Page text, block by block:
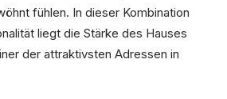
fühlen. In dieser Kombination
liegt die Stärke des Hauses
der attraktivsten Adressen in